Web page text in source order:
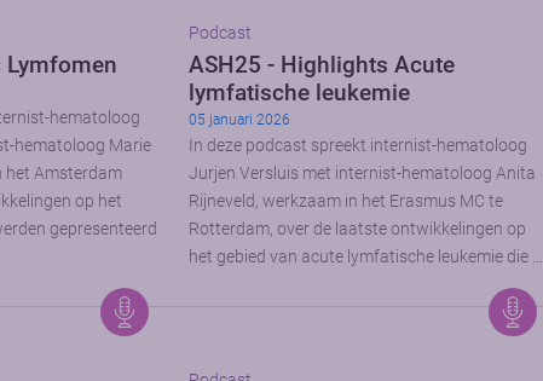
hematoloog
hematoloog Marie
het Amsterdam
op het
gepresenteerd
Podcast
ASH25 - Highlights Acute
lymfatische leukemie
05 januari 2026
In deze podcast spreekt internist-hematoloog
Jurjen Versluis met internist-hematoloog Anita
Rijneveld, werkzaam in het Erasmus MC te
Rotterdam, over de laatste ontwikkelingen op
het gebied van acute lymfatische leukemie die …